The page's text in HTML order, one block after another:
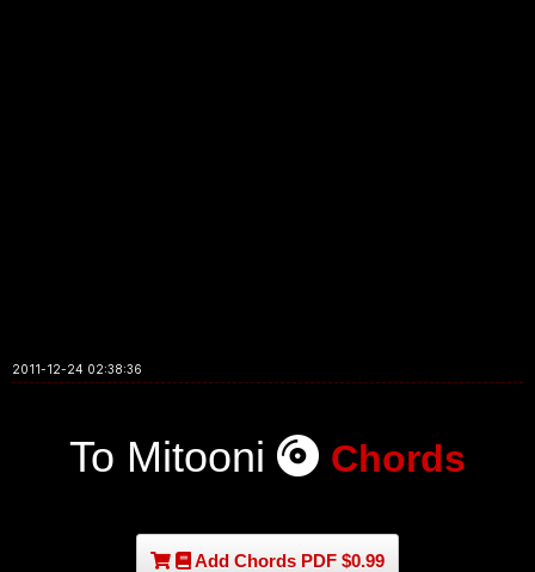
2011-12-24 02:38:36
To Mitooni Chords
Add Chords PDF $0.99